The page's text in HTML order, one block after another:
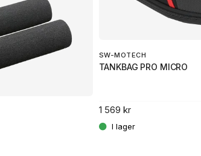
SW-MOTECH
TANKBAG PRO MICRO
1 569 kr